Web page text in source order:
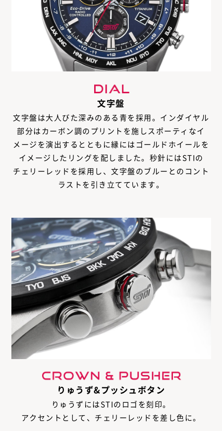
文字盤
文字盤は大人びた深みのある青を採用。インダイヤル
部分はカーボン調のプリントを施しスポーティなイ
メージを演出するとともに縁にはゴールドホイールを
イメージしたリングを配しました。秒針にはSTIの
チェリーレッドを採用し、文字盤のブルーとのコント
ラストを引き立てています。
りゅうず&プッシュボタン
りゅうずにはSTIのロゴを刻印。
アクセントとして、チェリーレッドを差し色に。